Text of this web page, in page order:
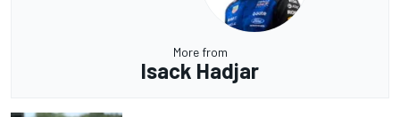
More from
Isack Hadjar